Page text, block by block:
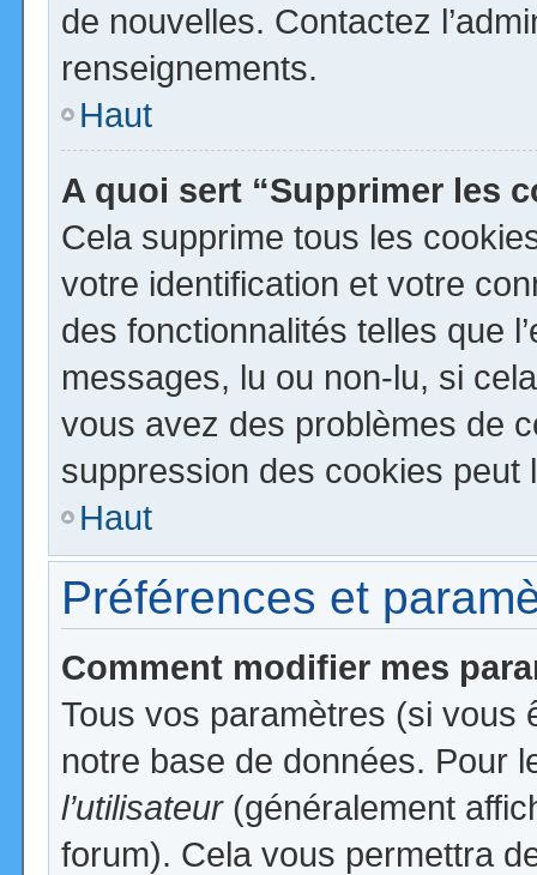
de nouvelles. Contactez
renseignements.
Haut
A quoi sert “Supprimer les
Cela supprime tous les
votre identification et votre
des fonctionnalités telles que
messages, lu ou non-lu, si
vous avez des problèmes de
suppression des cookies peut
Haut
Préférences et
Comment modifier mes
Tous vos paramètres (si vous
notre base de données. Pour
l’utilisateur(généralement
forum). Cela vous permettra